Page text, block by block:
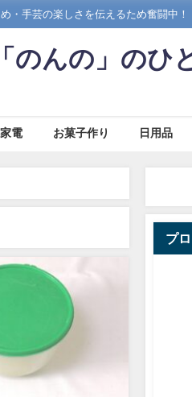
・手芸の楽しさを伝えるため奮闘中！
のんの」のひ
家電 お菓子作り 日用品
プ